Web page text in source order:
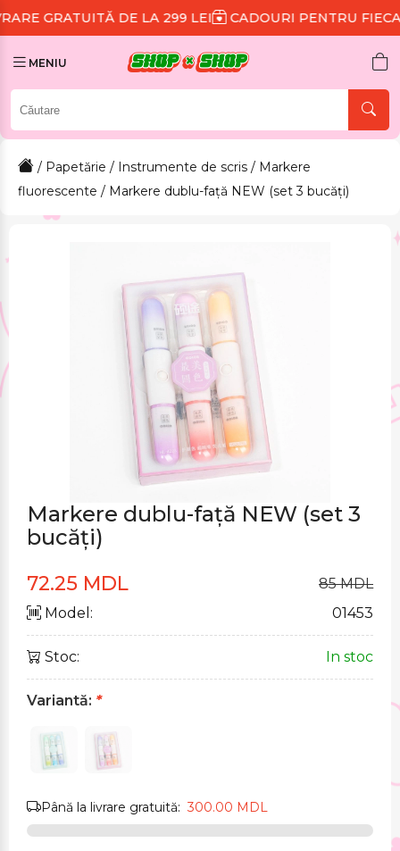
DE LA 299 LEI CADOURI PENTRU FIECARE
MENIU
/ Papetărie / Instrumente de scris / Markere
fluorescente / Markere dublu-față NEW (set 3 bucăți)
Markere dublu-față NEW (set 3
bucăți)
72.25 MDL
85 MDL
Model:
01453
Stoc: In stoc
Variantă: *
Până la livrare gratuită:300.00 MDL